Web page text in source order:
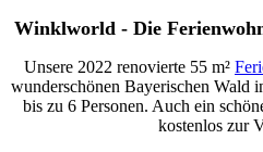
Winklworld - Die
Unsere 2022 renovierte 55 m²
wunderschönen Bayerischen Wald
bis zu 6 Personen. Auch ein
kostenlos zur